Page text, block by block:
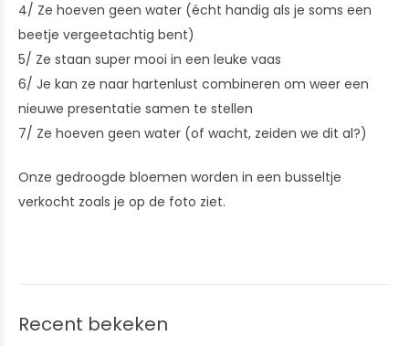
4/ Ze hoeven geen water (écht handig als je soms een
beetje vergeetachtig bent)
5/ Ze staan super mooi in een leuke vaas
6/ Je kan ze naar hartenlust combineren om weer een
nieuwe presentatie samen te stellen
7/ Ze hoeven geen water (of wacht, zeiden we dit al?)
Onze gedroogde bloemen worden in een busseltje
verkocht zoals je op de foto ziet.
Recent bekeken